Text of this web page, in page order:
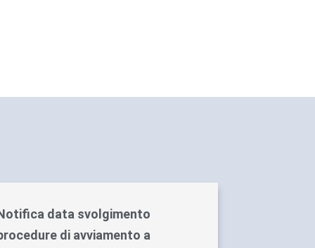
data svolgimento
di avviamento a